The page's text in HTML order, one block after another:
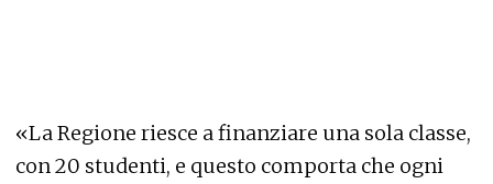
«La Regione riesce a finanziare una sola classe,
con 20 studenti, e questo comporta che ogni